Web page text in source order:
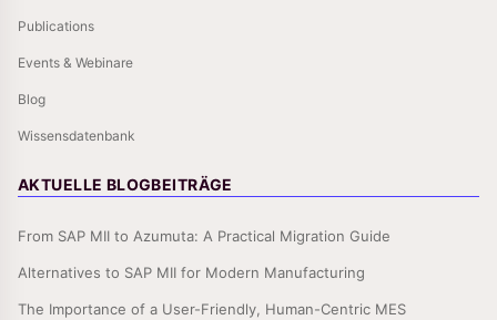
Publications
Events & Webinare
Blog
Wissensdatenbank
AKTUELLE BLOGBEITRÄGE
From SAP MII to Azumuta: A Practical Migration Guide
Alternatives to SAP MII for Modern Manufacturing
The Importance of a User-Friendly, Human-Centric MES